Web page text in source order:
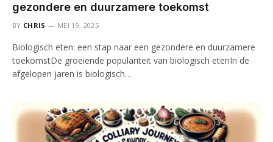
gezondere en duurzamere toekomst
BY CHRIS MEI 19, 2025
Biologisch eten: een stap naar een gezondere en duurzamere
toekomstDe groeiende populariteit van biologisch etenIn de
afgelopen jaren is biologisch…